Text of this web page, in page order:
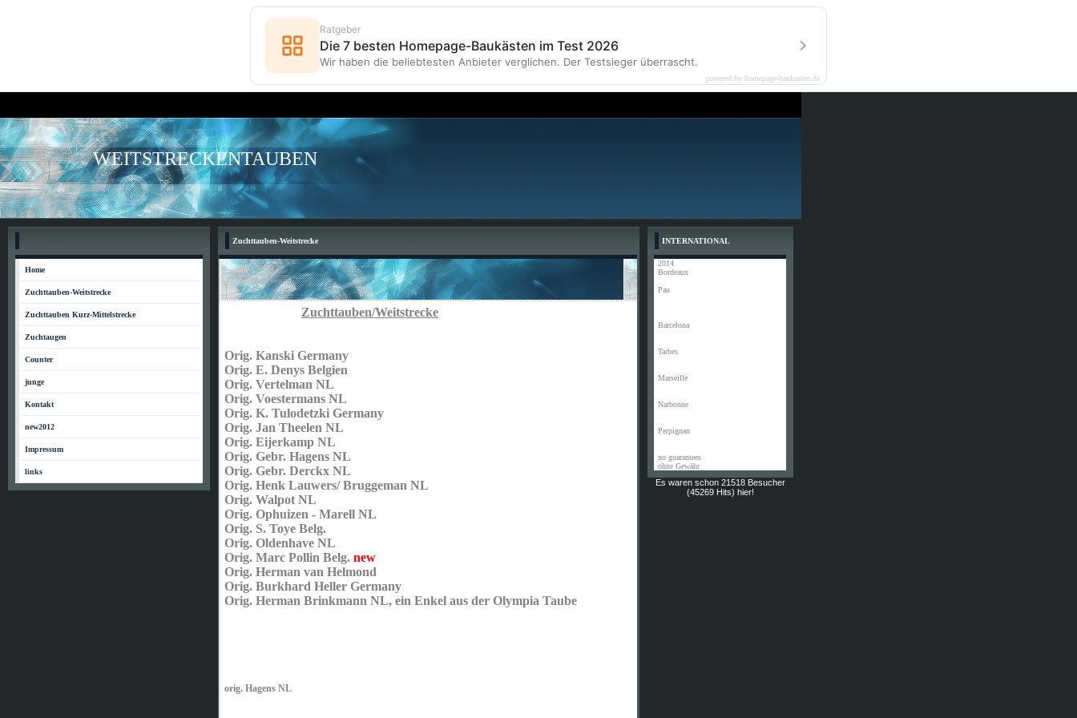
WEITSTRECKENTAUBEN
Home
Zuchttauben-Weitstrecke
Zuchttauben Kurz-Mittelstrecke
Zuchtaugen
Counter
junge
Kontakt
new2012
Impressum
links
Zuchttauben-Weitstrecke
Zuchttauben/Weitstrecke
Orig. Kanski Germany
Orig. E. Denys Belgien
Orig. Vertelman NL
Orig. Voestermans NL
Orig. K. Tulodetzki Germany
Orig. Jan Theelen NL
Orig. Eijerkamp NL
Orig. Gebr. Hagens NL
Orig. Gebr. Derckx NL
Orig. Henk Lauwers/ Bruggeman NL
Orig. Walpot NL
Orig. Ophuizen - Marell NL
Orig. S. Toye Belg.
Orig. Oldenhave NL
Orig. Marc Pollin Belg. new
Orig. Herman van Helmond
Orig. Burkhard Heller Germany
Orig. Herman Brinkmann NL, ein Enkel aus der Olympia Taube
orig. Hagens NL
INTERNATIONAL
2014
Bordeaux
Pau
Barcelona
Tarbes
Marseille
Narbonne
Perpignan
no guarantees
ohne Gewähr
Es waren schon 21518 Besucher
(45269 Hits) hier!
Ratgeber
Die 7 besten Homepage-Baukästen im Test 2026
Wir haben die beliebtesten Anbieter verglichen. Der Testsieger überrascht.
powered by homepage-baukasten.de